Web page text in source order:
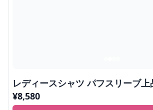
レディースシャツ パフスリーブ上
¥8,580